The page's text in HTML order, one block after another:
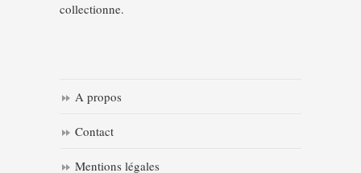
collectionne.
A propos
Contact
Mentions légales